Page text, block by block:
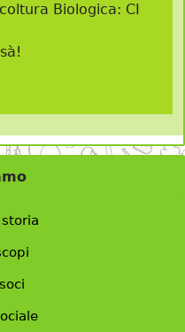
Biologica: CI